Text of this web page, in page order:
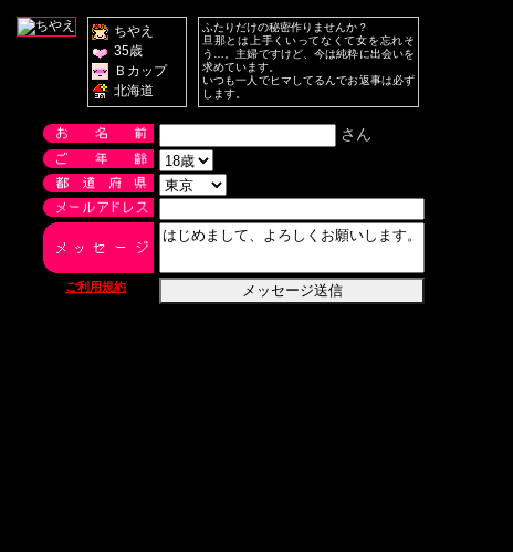
ちやえ
35歳
Ｂカップ
北海道
ふたりだけの秘密作りませんか？
旦那とは上手くいってなくて女を忘れそ
う…。主婦ですけど、今は純粋に出会いを
求めています。
いつも一人でヒマしてるんでお返事は必ず
します。